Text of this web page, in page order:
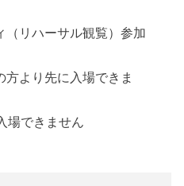
（リハーサル観覧）参加
方より先に入場できま
場できません